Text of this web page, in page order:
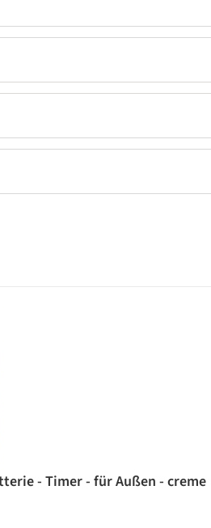
- Timer - für Außen - creme